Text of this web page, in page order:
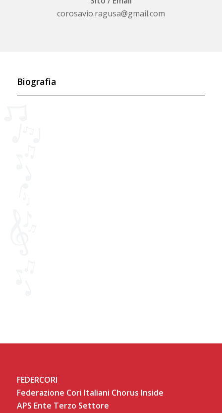
corosavio.ragusa@gmail.com
Biografia
FEDERCORI
Federazione Cori Italiani Chorus Inside
APS Ente Terzo Settore